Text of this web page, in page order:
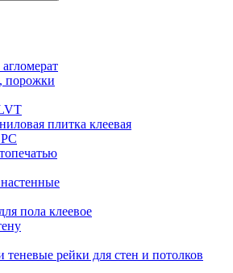
порожки
плитка клеевая
пола клеевое
теневые рейки для стен и потолков